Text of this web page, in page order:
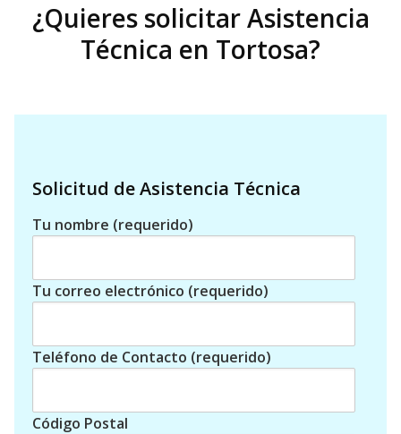
¿Quieres solicitar Asistencia
Técnica en Tortosa?
Solicitud de Asistencia Técnica
Tu nombre (requerido)
Tu correo electrónico (requerido)
Teléfono de Contacto (requerido)
Código Postal